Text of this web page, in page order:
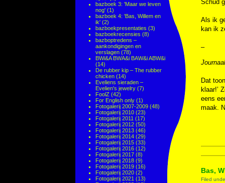
bazboek 3: 'Maar we leven
nog' (1)
bazboek 4: 'Bas, Willem en
ik' (2)
bazboekpresentaties (3)
bazboekrecensies (8)
bazboptredens –
aankondigingen en
verslagen (78)
BWi&A BWA&i BAW&i ABW&i
(14)
De rubber kip – The rubber
chicken (14)
Eveliens sieraden –
Evelien's jewelry (7)
FoolZ (42)
For English only (1)
Fotogalerij 2007-2009 (48)
Fotogalerij 2010 (23)
Fotogalerij 2011 (17)
Fotogalerij 2012 (50)
Fotogalerij 2013 (46)
Fotogalerij 2014 (29)
Fotogalerij 2015 (33)
Fotogalerij 2016 (12)
Fotogalerij 2017 (8)
Fotogalerij 2018 (9)
Fotogalerij 2019 (16)
Fotogalerij 2020 (2)
Fotogalerij 2021 (13)
Schud
Als ik
kan ik
–
Dat
klaar!’
eens
maak.
Bas,
Filed